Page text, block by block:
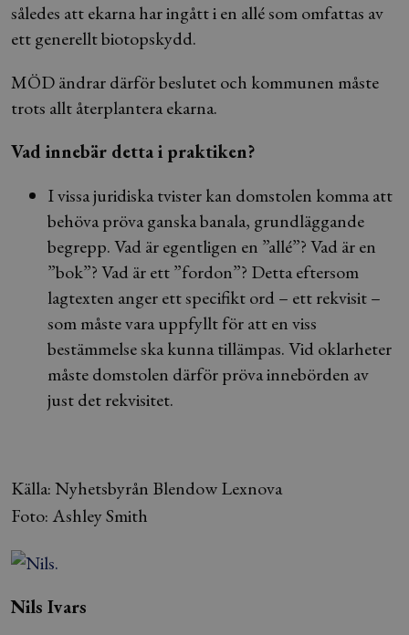
således att ekarna har ingått i en allé som omfattas av
ett generellt biotopskydd.
MÖD ändrar därför beslutet och kommunen måste
trots allt återplantera ekarna.
Vad innebär detta i praktiken?
I vissa juridiska tvister kan domstolen komma att
behöva pröva ganska banala, grundläggande
begrepp. Vad är egentligen en ”allé”? Vad är en
”bok”? Vad är ett ”fordon”? Detta eftersom
lagtexten anger ett specifikt ord – ett rekvisit –
som måste vara uppfyllt för att en viss
bestämmelse ska kunna tillämpas. Vid oklarheter
måste domstolen därför pröva innebörden av
just det rekvisitet.
Källa: Nyhetsbyrån Blendow Lexnova
Foto: Ashley Smith
Nils Ivars